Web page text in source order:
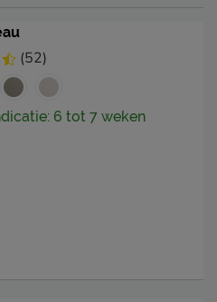
(52)
6 tot 7 weken